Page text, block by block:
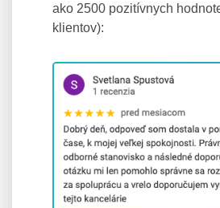
ako 2500 pozitívnych
klientov):